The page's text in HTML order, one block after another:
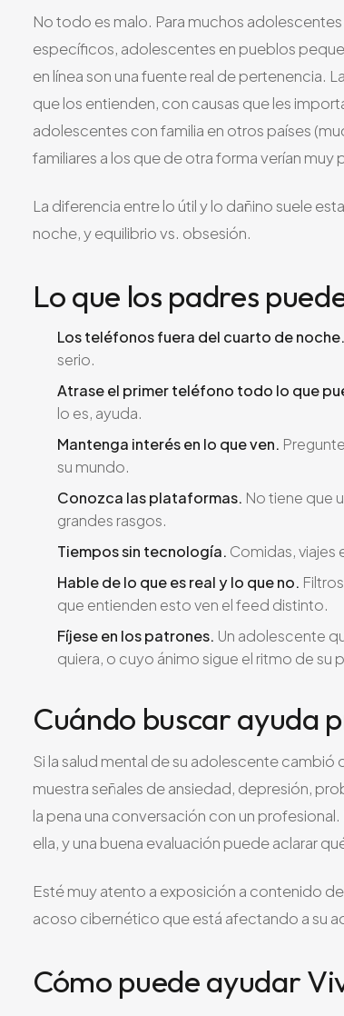
No todo es malo. Para muchos
específicos, adolescentes en pueblos
en línea son una fuente real de pertenencia.
que los entienden, con causas que les
adolescentes con familia en otros países
familiares a los que de otra forma verían muy
La diferencia entre lo útil y lo dañino suele
noche, y equilibrio vs. obsesión.
Lo que los padres
Los teléfonos fuera del cuarto de noche.
serio.
Atrase el primer teléfono todo lo que
lo es, ayuda.
Mantenga interés en lo que ven.
su mundo.
Conozca las plataformas. No tiene que
grandes rasgos.
Tiempos sin tecnología. Comidas, viajes
Hable de lo que es real y lo que no.
que entienden esto ven el feed distinto.
Fíjese en los patrones. Un adolescente
quiera, o cuyo ánimo sigue el ritmo de su
Cuándo buscar ayuda
Si la salud mental de su adolescente
muestra señales de ansiedad, depresión,
la pena una conversación con un
ella, y una buena evaluación puede aclarar
Esté muy atento a exposición a contenido
acoso cibernético que está afectando a su
Cómo puede ayudar